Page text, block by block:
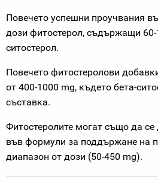
Повечето успешни проучвания
дози фитостерол, съдържащи 60-
ситостерол.
Повечето фитостеролови
от 400-1000 mg, където бета-
съставка.
Фитостеролите могат също да се
във формули за поддържане на
диапазон от дози (50-450 mg).